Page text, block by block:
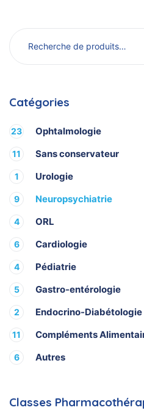
Catégories
Ophtalmologie
23
Sans conservateur
11
Urologie
1
Neuropsychiatrie
9
ORL
4
Cardiologie
6
Pédiatrie
4
Gastro-entérologie
5
Endocrino-Diabétologie
2
Compléments
11
Autres
6
Classes